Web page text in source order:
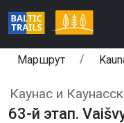
Маршрут
Каунас и
63-й этап.